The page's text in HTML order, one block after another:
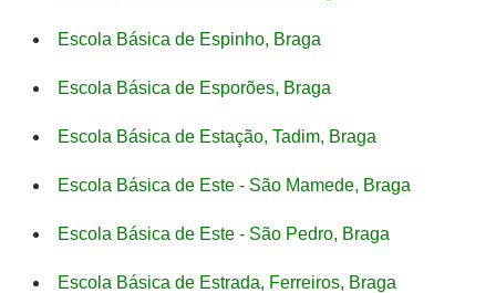
Escola Básica de Espinho, Braga
Escola Básica de Esporões, Braga
Escola Básica de Estação, Tadim, Braga
Escola Básica de Este - São Mamede, Braga
Escola Básica de Este - São Pedro, Braga
Escola Básica de Estrada, Ferreiros, Braga